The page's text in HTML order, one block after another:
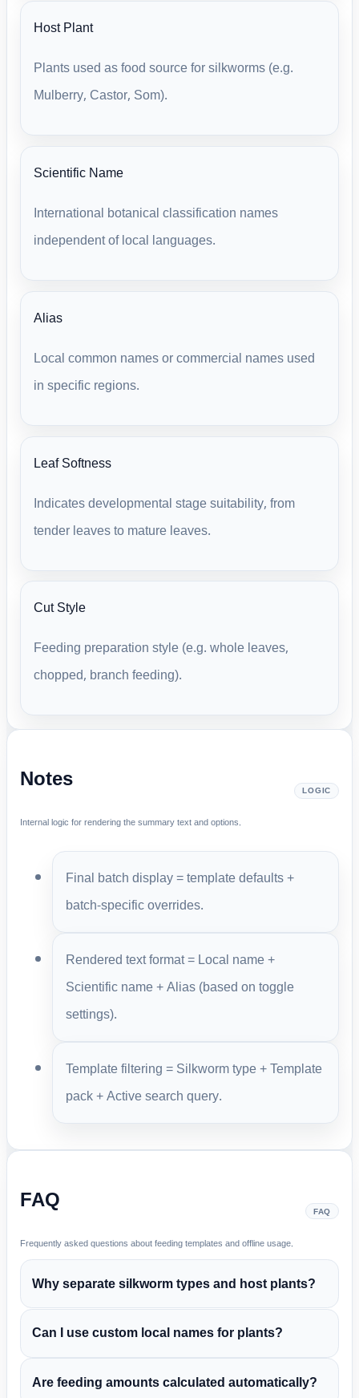
Host Plant
Plants used as food source for silkworms (e.g.
Mulberry, Castor, Som).
Scientific Name
International botanical classification names
independent of local languages.
Alias
Local common names or commercial names used
in specific regions.
Leaf Softness
Indicates developmental stage suitability, from
tender leaves to mature leaves.
Cut Style
Feeding preparation style (e.g. whole leaves,
chopped, branch feeding).
Notes
Internal logic for rendering the summary text and options.
LOGIC
Final batch display = template defaults +
batch-specific overrides.
Rendered text format = Local name +
Scientific name + Alias (based on toggle
settings).
Template filtering = Silkworm type + Template
pack + Active search query.
FAQ
Frequently asked questions about feeding templates and offline usage.
FAQ
Why separate silkworm types and host plants?
Can I use custom local names for plants?
Are feeding amounts calculated automatically?